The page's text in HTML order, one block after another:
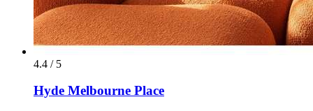
4.4 / 5
Hyde Melbourne Place